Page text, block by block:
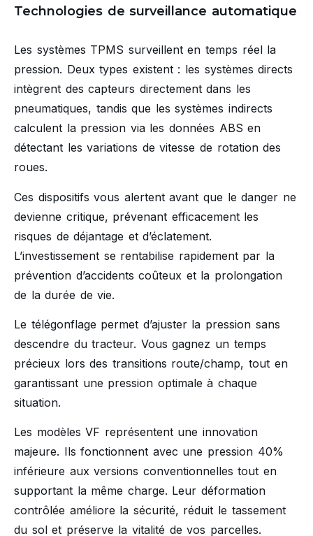
Technologies de surveillance automatique
Les systèmes TPMS surveillent en temps réel la
pression. Deux types existent : les systèmes directs
intègrent des capteurs directement dans les
pneumatiques, tandis que les systèmes indirects
calculent la pression via les données ABS en
détectant les variations de vitesse de rotation des
roues.
Ces dispositifs vous alertent avant que le danger ne
devienne critique, prévenant efficacement les
risques de déjantage et d’éclatement.
L’investissement se rentabilise rapidement par la
prévention d’accidents coûteux et la prolongation
de la durée de vie.
Le télégonflage permet d’ajuster la pression sans
descendre du tracteur. Vous gagnez un temps
précieux lors des transitions route/champ, tout en
garantissant une pression optimale à chaque
situation.
Les modèles VF représentent une innovation
majeure. Ils fonctionnent avec une pression 40%
inférieure aux versions conventionnelles tout en
supportant la même charge. Leur déformation
contrôlée améliore la sécurité, réduit le tassement
du sol et préserve la vitalité de vos parcelles.